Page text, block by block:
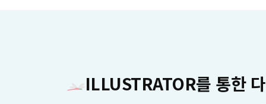
ILLUSTRATOR를 통한